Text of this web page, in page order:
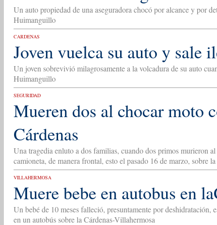
Un auto propiedad de una aseguradora chocó por alcance y por
Huimanguillo
CARDENAS
Joven vuelca su auto y sale
Un joven sobrevivió milagrosamente a la volcadura de su auto
Huimanguillo
SEGURIDAD
Mueren dos al chocar moto
Cárdenas
Una tragedia enluto a dos familias, cuando dos primos murieron
camioneta, de manera frontal, esto el pasado 16 de marzo, sobre
VILLAHERMOSA
Muere bebe en autobus en
Un bebé de 10 meses falleció, presuntamente por deshidratación,
en un autobús sobre la Cárdenas-Villahermosa